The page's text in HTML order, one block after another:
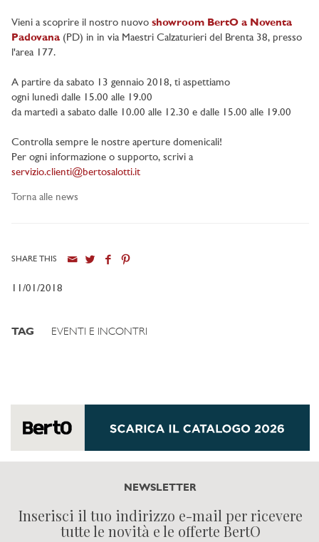
Vieni a scoprire il nostro nuovo showroom BertO a Noventa
Padovana (PD) in in via Maestri Calzaturieri del Brenta 38, presso
l'area 177.
A partire da sabato 13 gennaio 2018, ti aspettiamo
ogni lunedì dalle 15.00 alle 19.00
da martedì a sabato dalle 10.00 alle 12.30 e dalle 15.00 alle 19.00
Controlla sempre le nostre aperture domenicali!
Per ogni informazione o supporto, scrivi a
servizio.clienti@bertosalotti.it
Torna alle news
SHARE THIS
11/01/2018
TAG EVENTI E INCONTRI
NEWSLETTER
Inserisci il tuo indirizzo e-mail per ricevere
tutte le novità e le offerte BertO